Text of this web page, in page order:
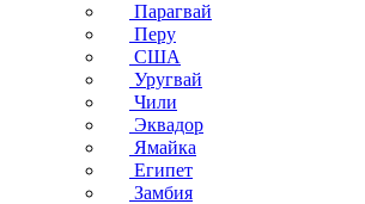
Парагвай
Перу
США
Уругвай
Чили
Эквадор
Ямайка
Египет
Замбия